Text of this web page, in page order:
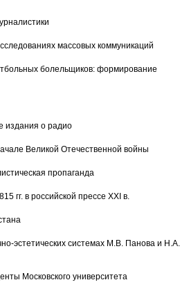
массовых коммуникаций
болельщиков: формирование
издания о радио
Великой Отечественной войны
пропаганда
гг. в российской прессе XXI в.
эстетических системах М.В. Панова и Н.А.
Московского университета